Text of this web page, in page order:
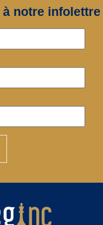
notre infolettre